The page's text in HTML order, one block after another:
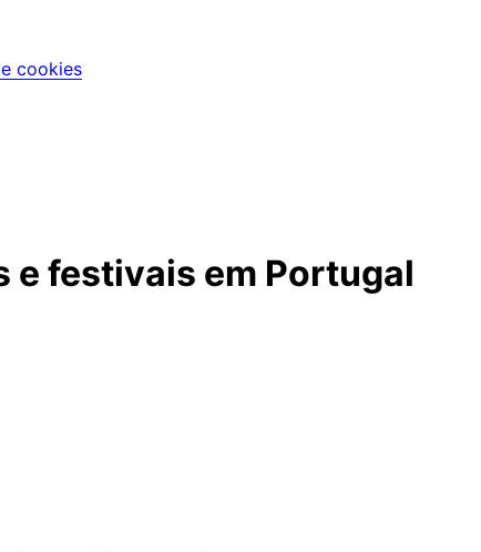
cookies
e festivais em Portugal